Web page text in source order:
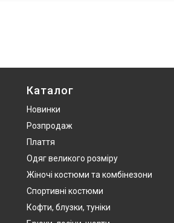
Каталог
Новинки
Розпродаж
Плаття
Одяг великого розміру
Жіночі костюми та комбінезони
Спортивні костюми
Кофти, блузки, туніки